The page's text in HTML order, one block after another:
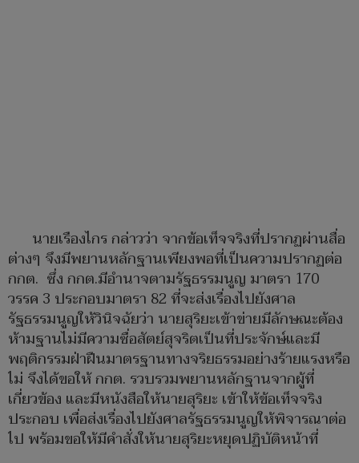
นายเรืองไกร กล่าวว่า จากข้อเท็จจริงที่ปรากฏผ่านสื่อ
ต่างๆ จึงมีพยานหลักฐานเพียงพอที่เป็นความปรากฏต่อ
กกต. ซึ่ง กกต.มีอำนาจตามรัฐธรรมนูญ มาตรา 170
วรรค 3 ประกอบมาตรา 82 ที่จะส่งเรื่องไปยังศาล
รัฐธรรมนูญให้วินิจฉัยว่า นายสุริยะเข้าข่ายมีลักษณะต้อง
ห้ามฐานไม่มีความซื่อสัตย์สุจริตเป็นที่ประจักษ์และมี
พฤติกรรมฝ่าฝืนมาตรฐานทางจริยธรรมอย่างร้ายแรงหรือ
ไม่ จึงได้ขอให้ กกต. รวบรวมพยานหลักฐานจากผู้ที่
เกี่ยวข้อง และมีหนังสือให้นายสุริยะ เข้าให้ข้อเท็จจริง
ประกอบ เพื่อส่งเรื่องไปยังศาลรัฐธรรมนูญให้พิจารณาต่อ
ไป พร้อมขอให้มีคำสั่งให้นายสุริยะหยุดปฏิบัติหน้าที่